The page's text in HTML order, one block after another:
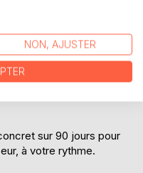
numériques les plus
sans diplôme requis,
de générer 3
sur 90 jours pour
à votre rythme.
NON, AJUSTER